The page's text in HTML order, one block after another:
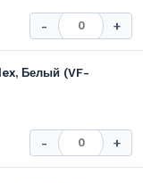
- +
Белый (VF-
- +